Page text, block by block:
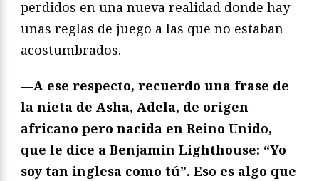
perdidos en una nueva realidad donde hay
unas reglas de juego a las que no estaban
acostumbrados.
—A ese respecto, recuerdo una frase de
la nieta de Asha, Adela, de origen
africano pero nacida en Reino Unido,
que le dice a Benjamin Lighthouse: “Yo
soy tan inglesa como tú”. Eso es algo que